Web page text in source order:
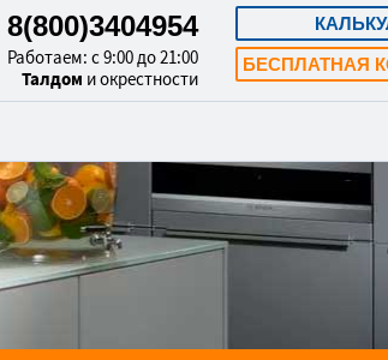
БЕСПЛАТНАЯ
8(800)3404954
Работаем: с 9:00 до 21:00
Талдом и окрестности